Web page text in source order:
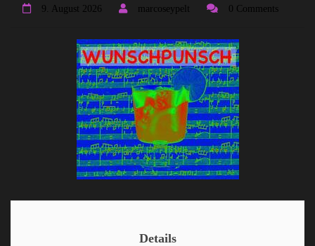
9. August 2026 marcoseypelt 0 Comments
Details